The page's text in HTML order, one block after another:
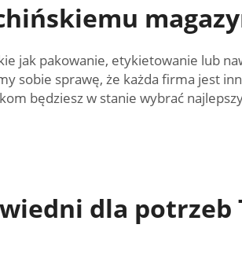
jak pakowanie, etykietowanie lub
sobie sprawę, że każda firma jest
będziesz w stanie wybrać
dla potrzeb